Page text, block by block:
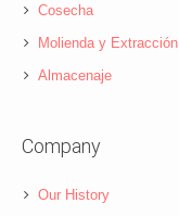
Cosecha
Molienda y Extracción
Almacenaje
Company
Our History